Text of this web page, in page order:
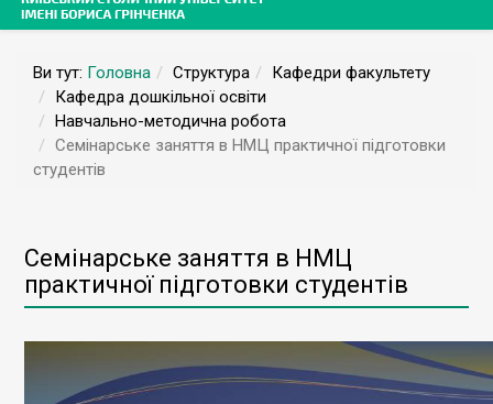
Ви тут: Головна Структура
Кафедри факультету
Кафедра дошкільної освіти
Навчально-методична робота
Семінарське заняття в НМЦ практичної підготовки
студентів
Семінарське заняття в НМЦ
практичної підготовки студентів